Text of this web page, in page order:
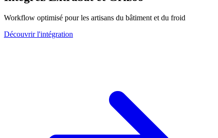
Workflow optimisé pour les artisans du bâtiment et du froid
Découvrir l'intégration